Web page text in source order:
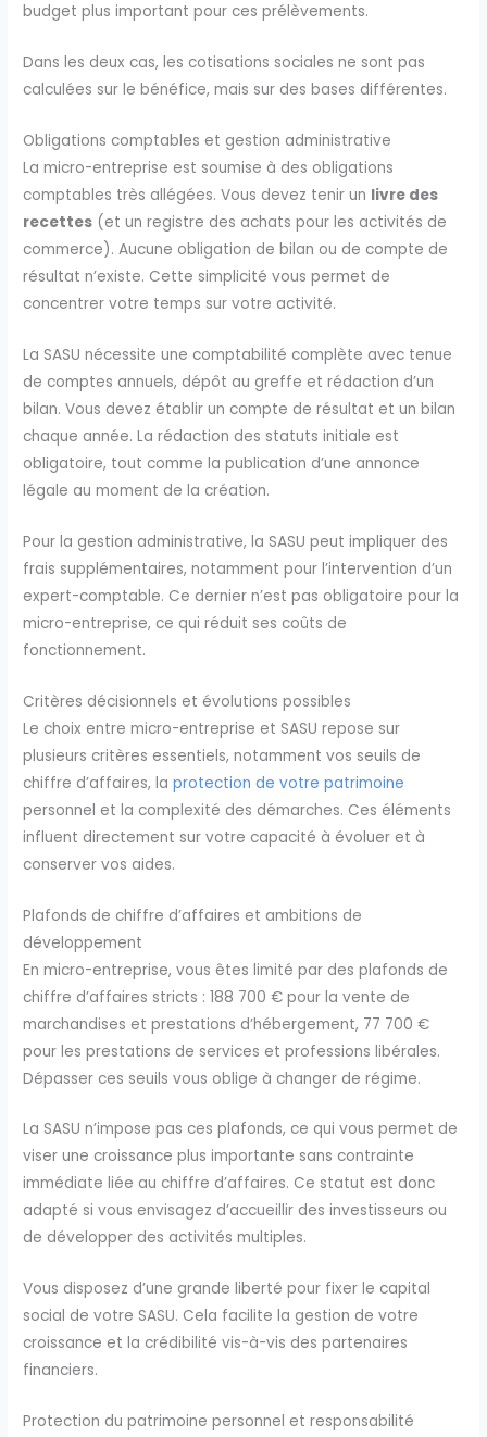
budget plus important pour ces prélèvements.
Dans les deux cas, les cotisations sociales ne sont pas
calculées sur le bénéfice, mais sur des bases différentes.
Obligations comptables et gestion administrative
La micro-entreprise est soumise à des obligations
comptables très allégées. Vous devez tenir un livre des
recettes (et un registre des achats pour les activités de
commerce). Aucune obligation de bilan ou de compte de
résultat n’existe. Cette simplicité vous permet de
concentrer votre temps sur votre activité.
La SASU nécessite une comptabilité complète avec tenue
de comptes annuels, dépôt au greffe et rédaction d’un
bilan. Vous devez établir un compte de résultat et un bilan
chaque année. La rédaction des statuts initiale est
obligatoire, tout comme la publication d’une annonce
légale au moment de la création.
Pour la gestion administrative, la SASU peut impliquer des
frais supplémentaires, notamment pour l’intervention d’un
expert-comptable. Ce dernier n’est pas obligatoire pour la
micro-entreprise, ce qui réduit ses coûts de
fonctionnement.
Critères décisionnels et évolutions possibles
Le choix entre micro-entreprise et SASU repose sur
plusieurs critères essentiels, notamment vos seuils de
chiffre d’affaires, laprotection de votre patrimoine
personnel et la complexité des démarches. Ces éléments
influent directement sur votre capacité à évoluer et à
conserver vos aides.
Plafonds de chiffre d’affaires et ambitions de
développement
En micro-entreprise, vous êtes limité par des plafonds de
chiffre d’affaires stricts : 188 700 € pour la vente de
marchandises et prestations d’hébergement, 77 700 €
pour les prestations de services et professions libérales.
Dépasser ces seuils vous oblige à changer de régime.
La SASU n’impose pas ces plafonds, ce qui vous permet de
viser une croissance plus importante sans contrainte
immédiate liée au chiffre d’affaires. Ce statut est donc
adapté si vous envisagez d’accueillir des investisseurs ou
de développer des activités multiples.
Vous disposez d’une grande liberté pour fixer le capital
social de votre SASU. Cela facilite la gestion de votre
croissance et la crédibilité vis-à-vis des partenaires
financiers.
Protection du patrimoine personnel et responsabilité